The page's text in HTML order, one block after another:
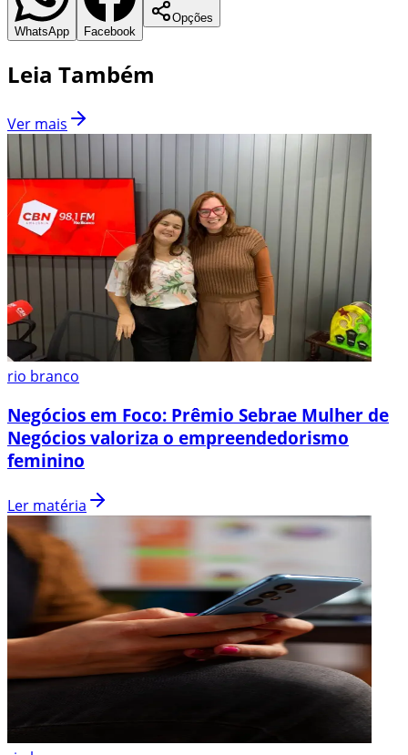
WhatsApp Facebook
Opções
Leia Também
Ver mais
rio branco
Negócios em Foco: Prêmio Sebrae Mulher de
Negócios valoriza o empreendedorismo
feminino
Ler matéria